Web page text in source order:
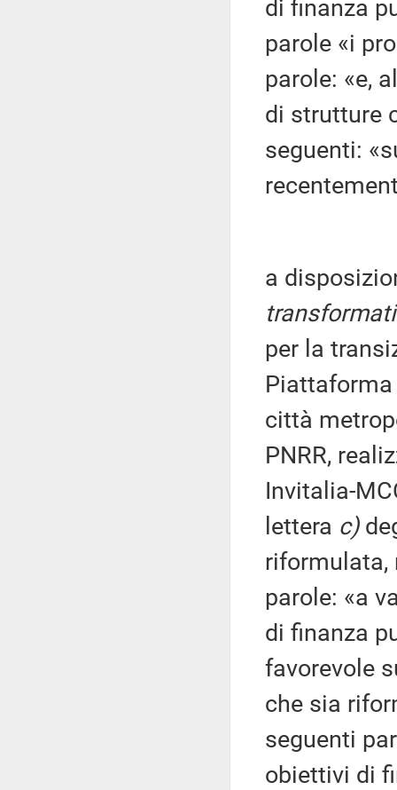
di finanza
parole «i
parole: «e,
di strutture
seguenti:
a
per la
città
PNRR,
Invitalia-
lettera c)
riformulata,
parole: «a
di finanza
favorevole
che sia
seguenti
obiettivi di